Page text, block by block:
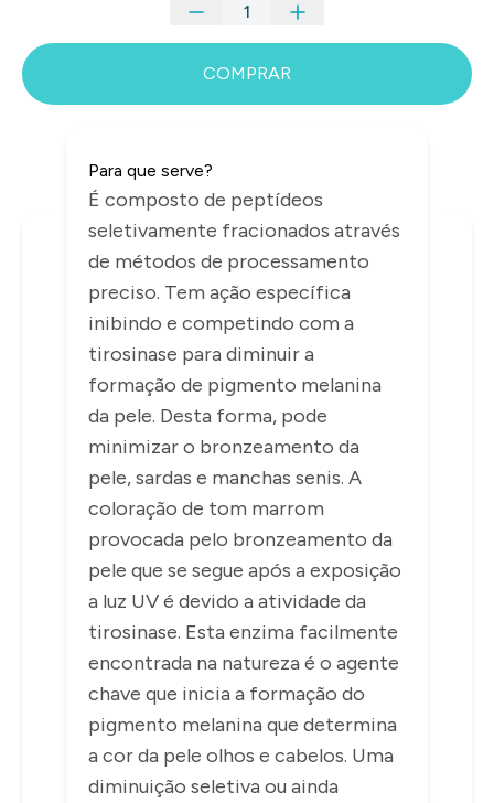
COMPRAR
INFORMAÇÕES
Para que serve?
É composto de peptídeos
seletivamente fracionados através
de métodos de processamento
preciso. Tem ação específica
inibindo e competindo com a
tirosinase para diminuir a
formação de pigmento melanina
da pele. Desta forma, pode
minimizar o bronzeamento da
pele, sardas e manchas senis. A
coloração de tom marrom
provocada pelo bronzeamento da
pele que se segue após a exposição
a luz UV é devido a atividade da
tirosinase. Esta enzima facilmente
encontrada na natureza é o agente
chave que inicia a formação do
pigmento melanina que determina
a cor da pele olhos e cabelos. Uma
diminuição seletiva ou ainda